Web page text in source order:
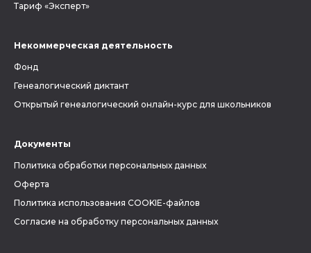
Тариф «Эксперт»
Некоммерческая деятельность
Фонд
Генеалогический диктант
Открытый генеалогический онлайн-курс для школьников
Документы
Политика обработки персональных данных
Оферта
Политика использования COOKIE-файлов
Согласие на обработку персональных данных